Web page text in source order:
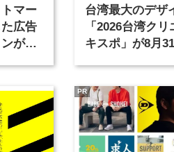
トマー
広告
が、
台湾最大のデザ
「2026台湾ク
キスポ」が8月
PR